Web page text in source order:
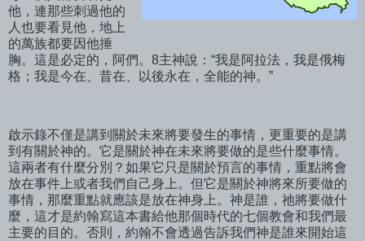
他，連那些刺過他的
人也要看見他，地上
的萬族都要因他捶
胸。這是必定的，阿們。8主神說：“我是阿拉法，我是俄梅
格；我是今在、昔在、以後永在，全能的神。”
啟示錄不僅是講到關於未來將要發生的事情，更重要的是講
到有關於神的。它是關於神在未來將要做的是些什麼事情。
這兩者有什麼分別？如果它只是關於預言的事情，重點將會
放在事件上或者我們自己身上。但它是關於神將來所要做的
事情，那麼重點就應該是放在神身上。神是誰，祂將要做什
麼，這才是約翰寫這本書給他那個時代的七個教會和我們最
主要的目的。否則，約翰不會透過告訴我們神是誰來開始這